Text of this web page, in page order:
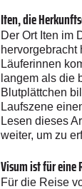
Iten, die
Der Ort Iten im
hervorgebracht
Läuferinnen
langem als die
Blutplättchen
Laufszene
Lesen dieses
weiter, um zu
Visum ist für eine
Für die Reise